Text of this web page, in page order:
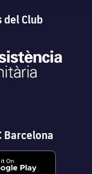
Club
Barcelona